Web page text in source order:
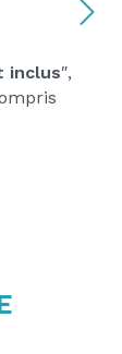
inclus″,